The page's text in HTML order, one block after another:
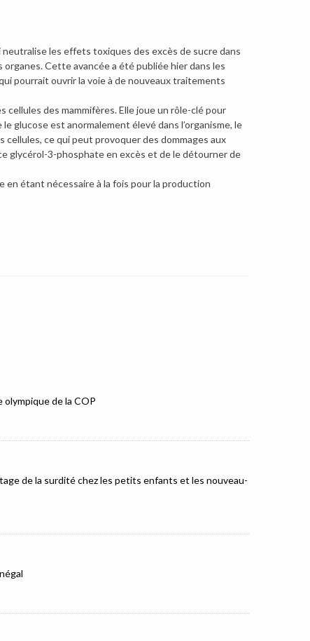
les effets toxiques des excès de sucre dans
Cette avancée a été publiée hier dans les
pourrait ouvrir la voie à de nouveaux traitements
cellules des mammifères. Elle joue un rôle-clé pour
glucose est anormalement élevé dans l’organisme, le
ce qui peut provoquer des dommages aux
glycérol-3-phosphate en excès et de le détourner de
étant nécessaire à la fois pour la production
olympique de la COP
de la surdité chez les petits enfants et les nouveau-